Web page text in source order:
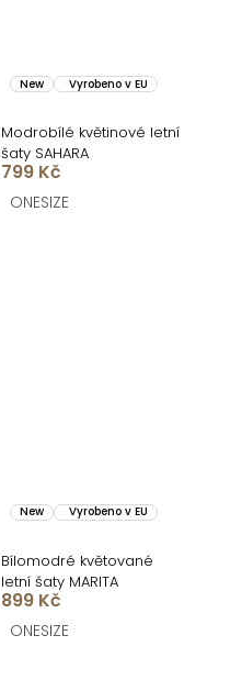
New Vyrobeno v EU
Modrobílé květinové letní
šaty SAHARA
799 Kč
ONESIZE
New Vyrobeno v EU
Bílomodré květované
letní šaty MARITA
899 Kč
ONESIZE